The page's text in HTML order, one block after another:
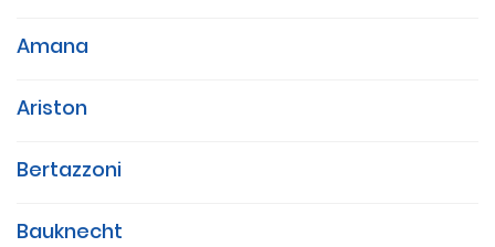
Amana
Ariston
Bertazzoni
Bauknecht